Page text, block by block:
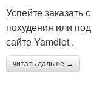
Успейте заказать
похудения или
сайте Yamdiet .
читать дальше →